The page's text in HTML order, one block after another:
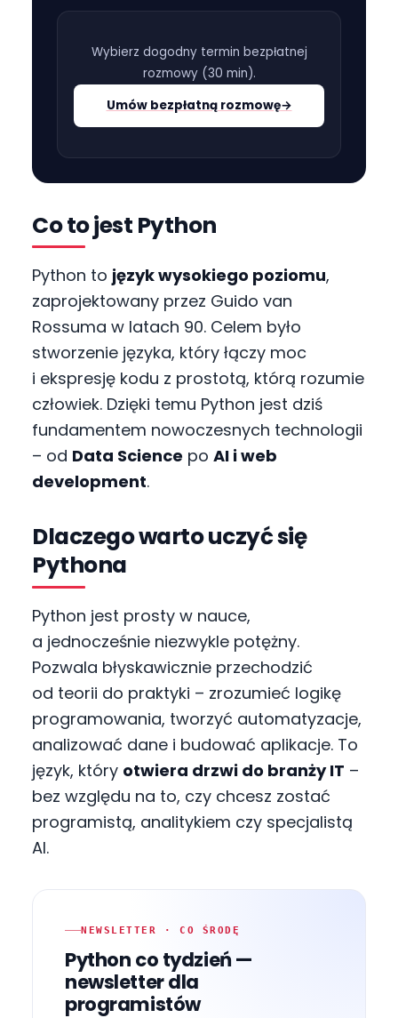
Wybierz dogodny termin bezpłatnej
rozmowy (30 min).
Umów bezpłatną rozmowę→
Co to jest Python
Python to język wysokiego poziomu,
zaprojektowany przez Guido van
Rossuma w latach 90. Celem było
stworzenie języka, który łączy moc
i ekspresję kodu z prostotą, którą rozumie
człowiek. Dzięki temu Python jest dziś
fundamentem nowoczesnych technologii
– od Data Science po AI i web
development.
Dlaczego warto uczyć się
Pythona
Python jest prosty w nauce,
a jednocześnie niezwykle potężny.
Pozwala błyskawicznie przechodzić
od teorii do praktyki – zrozumieć logikę
programowania, tworzyć automatyzacje,
analizować dane i budować aplikacje. To
język, który otwiera drzwi do branży IT –
bez względu na to, czy chcesz zostać
programistą, analitykiem czy specjalistą
AI.
NEWSLETTER · CO ŚRODĘ
Python co tydzień —
newsletter dla
programistów